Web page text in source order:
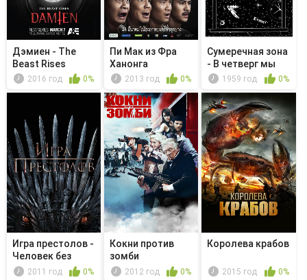
Дэмиен - The
Beast Rises
2016 год 0%
Пи Мак из Фра
Ханонга
2013 год 0%
Сумеречная зона
- В четверг мы
возвра...
1959 год 0%
Игра престолов -
Человек без
чести2011 год 0%
Кокни против
зомби
2012 год 0%
Королева крабов
2015 год 0%